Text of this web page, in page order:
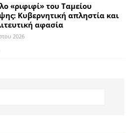
«ριφιφί» του Ταμείου
Κυβερνητική απληστία και
αφασία
2026